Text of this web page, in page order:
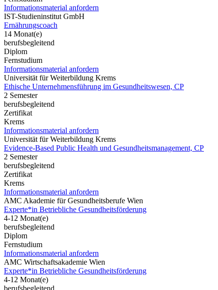
Informationsmaterial anfordern
IST-Studieninstitut GmbH
Ernährungscoach
14 Monat(e)
berufsbegleitend
Diplom
Fernstudium
Informationsmaterial anfordern
Universität für Weiterbildung Krems
Ethische Unternehmensführung im Gesundheitswesen, CP
2 Semester
berufsbegleitend
Zertifikat
Krems
Informationsmaterial anfordern
Universität für Weiterbildung Krems
Evidence-Based Public Health und Gesundheitsmanagement, CP
2 Semester
berufsbegleitend
Zertifikat
Krems
Informationsmaterial anfordern
AMC Akademie für Gesundheitsberufe Wien
Experte*in Betriebliche Gesundheitsförderung
4-12 Monat(e)
berufsbegleitend
Diplom
Fernstudium
Informationsmaterial anfordern
AMC Wirtschaftsakademie Wien
Experte*in Betriebliche Gesundheitsförderung
4-12 Monat(e)
berufsbegleitend